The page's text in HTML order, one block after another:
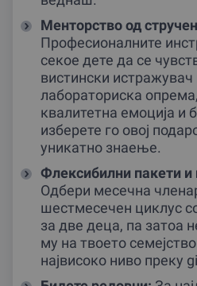
Менторство од
Професионалните
секое дете да се
вистински
лабораториска
квалитетна емоција и
изберете го овој
уникатно знаење.
Флексибилни пакети и
Одбери месечна
шестмесечен циклус
за две деца, па затоа
му на твоето
највисоко ниво преку